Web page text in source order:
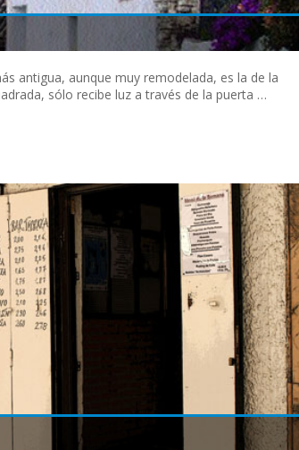
antigua, aunque muy remodelada, es la de la
sólo recibe luz a través de la puerta …